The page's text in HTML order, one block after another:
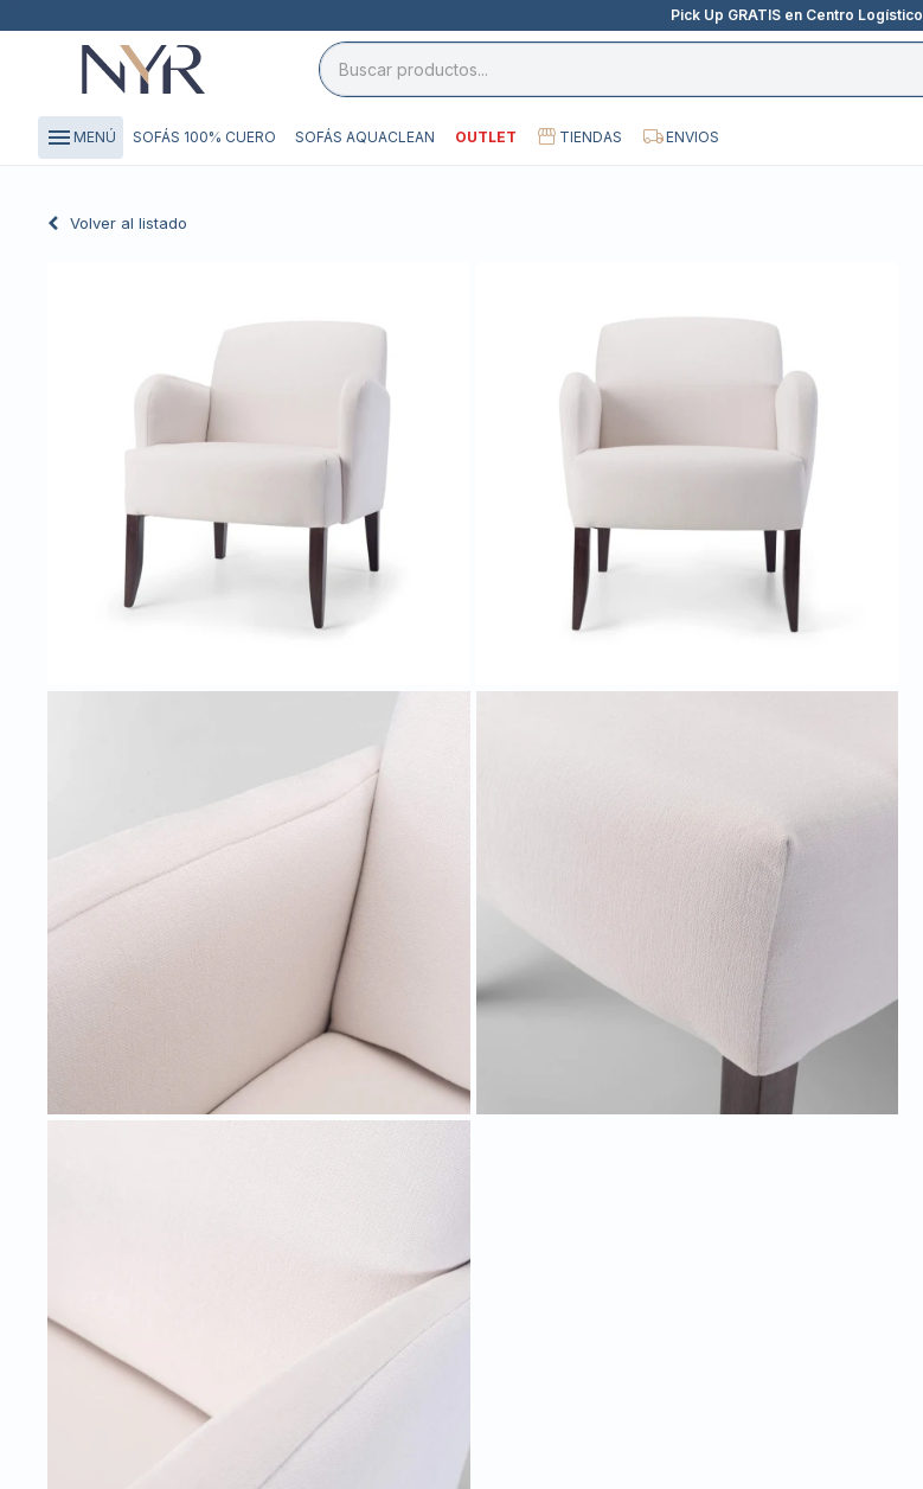
Pick Up GRATIS en Centro Logístico
menu MENÚ SOFÁS 100% CUERO SOFÁS AQUACLEAN OUTLET TIENDAS ENVIOS
Volver al listado
close